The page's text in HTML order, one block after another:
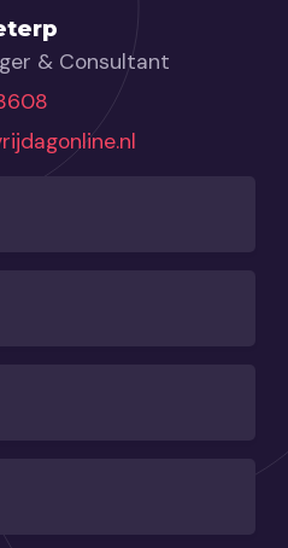
& Consultant